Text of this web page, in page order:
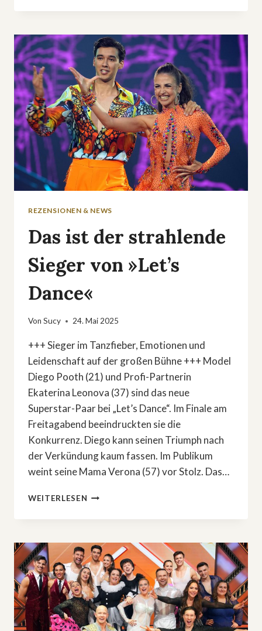
EKAT
VALENTIN
FEIERN
SIEG
IN
»PROFI
CHALLENGE«
REZENSIONEN & NEWS
Das ist der strahlende
Sieger von »Let’s
Dance«
Von Sucy 24. Mai 2025
+++ Sieger im Tanzfieber, Emotionen und
Leidenschaft auf der großen Bühne +++ Model
Diego Pooth (21) und Profi-Partnerin
Ekaterina Leonova (37) sind das neue
Superstar-Paar bei „Let’s Dance“. Im Finale am
Freitagabend beeindruckten sie die
Konkurrenz. Diego kann seinen Triumph nach
der Verkündung kaum fassen. Im Publikum
weint seine Mama Verona (57) vor Stolz. Das…
WEITERLESEN DAS
DER
SIEGER
VON
»LET’S
DANCE«